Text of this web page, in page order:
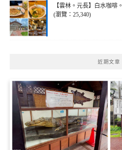
【雲林。元長】白水咖啡
(瀏覽：25,340)
近期文章